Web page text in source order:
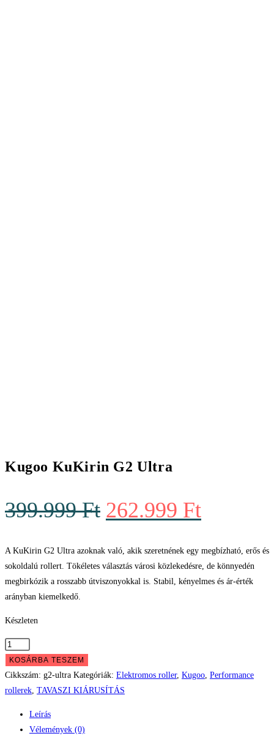
Kugoo KuKirin G2 Ultra
399.999Ft Original
was:
399.999 Ft.
262.999 FtCurrent
is:
A KuKirin G2 Ultra azoknak való, akik szeretnének egy megbízható, erős és
sokoldalú rollert. Tökéletes választás városi közlekedésre, de könnyedén
megbirkózik a rosszabb útviszonyokkal is. Stabil, kényelmes és ár-érték
arányban kiemelkedő.
Készleten
Kugoo
KuKirin
G2
Ultra
KOSÁRBA TESZEM
Cikkszám: g2-ultra Kategóriák: Elektromos roller, Kugoo, Performance
rollerek, TAVASZI KIÁRUSÍTÁS
Leírás
Vélemények (0)